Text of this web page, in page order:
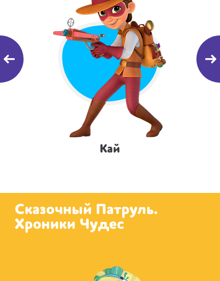
Кай
Сказочный Патруль.
Хроники Чудес